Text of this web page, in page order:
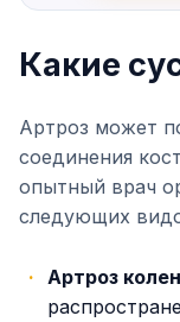
Какие
Артроз может
соединения
опытный врач
следующих
Артроз